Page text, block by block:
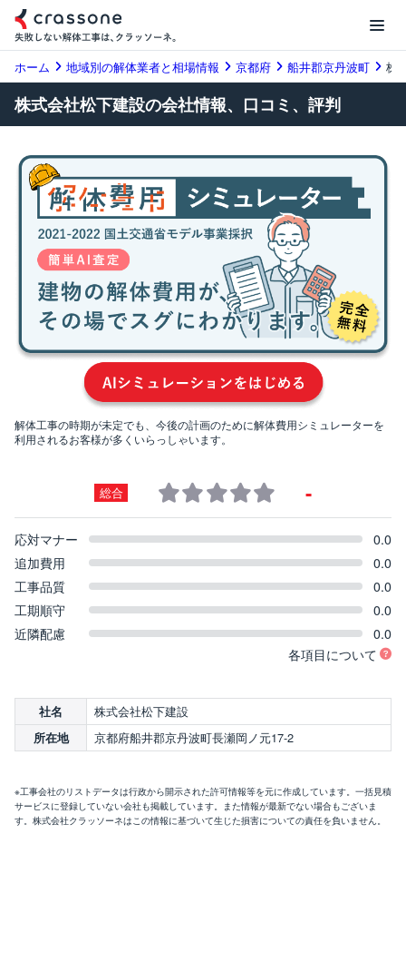
ホーム 地域別の解体業者と相場情報 京都府 船井郡京丹波町 株
株式会社松下建設の会社情報、口コミ、評判
解体工事の時期が未定でも、今後の計画のために解体費用シミュレーターを
利用されるお客様が多くいらっしゃいます。
総合 -
応対マナー
0.0
追加費用
0.0
工事品質
0.0
工期順守
0.0
近隣配慮
0.0
各項目について
社名 株式会社松下建設
所在地 京都府船井郡京丹波町長瀬岡ノ元17-2
※工事会社のリストデータは行政から開示された許可情報等を元に作成しています。一括見積
サービスに登録していない会社も掲載しています。また情報が最新でない場合もございま
す。株式会社クラッソーネはこの情報に基づいて生じた損害についての責任を負いません。